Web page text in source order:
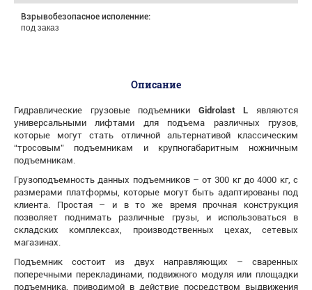
Взрывобезопасное исполенние:
под заказ
Описание
Гидравлические грузовые подъемники Gidrolast L являются
универсальными лифтами для подъема различных грузов,
которые могут стать отличной альтернативой классическим
“тросовым” подъемникам и крупногабаритным ножничным
подъемникам.
Грузоподъемность данных подъемников – от 300 кг до 4000 кг, с
размерами платформы, которые могут быть адаптированы под
клиента. Простая – и в то же время прочная конструкция
позволяет поднимать различные грузы, и использоваться в
складских комплексах, производственных цехах, сетевых
магазинах.
Подъемник состоит из двух направляющих – сваренных
поперечными перекладинами, подвижного модуля или площадки
подъемника, приводимой в действие посредством выдвижения